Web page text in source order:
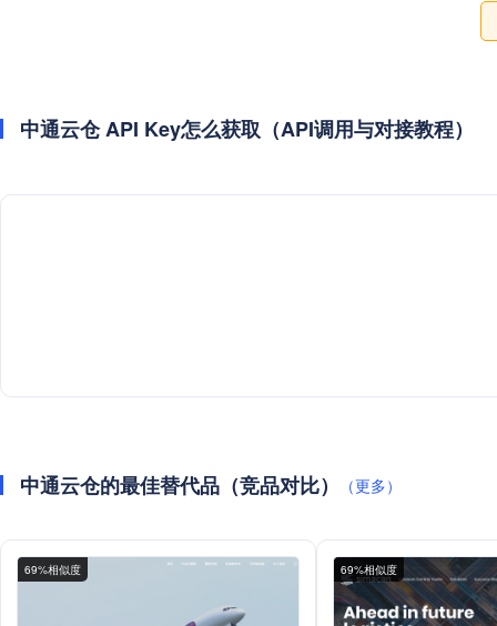
中通云仓 API Key怎么获取（API调用与对接教程）
中通云仓的最佳替代品（竞品对比） （更多）
69%相似度 69%相似度